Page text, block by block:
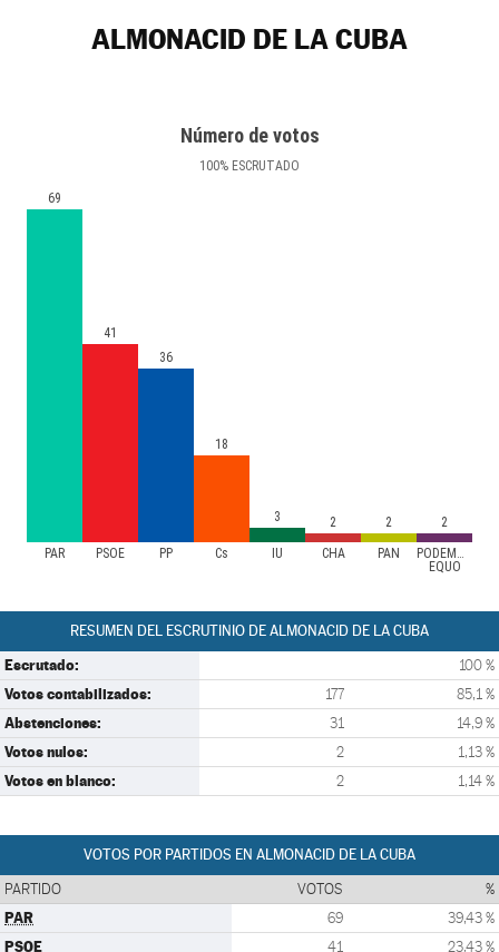
ALMONACID DE LA CUBA
Número de votos
100% ESCRUTADO
PAR PSOE PP Cs IU CHA PAÑ
PODEMOS-
EQUO
69
41
36
18
3 2 2 2
RESUMEN DEL ESCRUTINIO DE ALMONACID DE LA CUBA
Escrutado: 100 %
Votos contabilizados: 177 85,1 %
Abstenciones: 31 14,9 %
Votos nulos: 2 1,13 %
Votos en blanco: 2 1,14 %
VOTOS POR PARTIDOS EN ALMONACID DE LA CUBA
PARTIDO VOTOS %
PAR 69 39,43 %
PSOE 41 23,43 %